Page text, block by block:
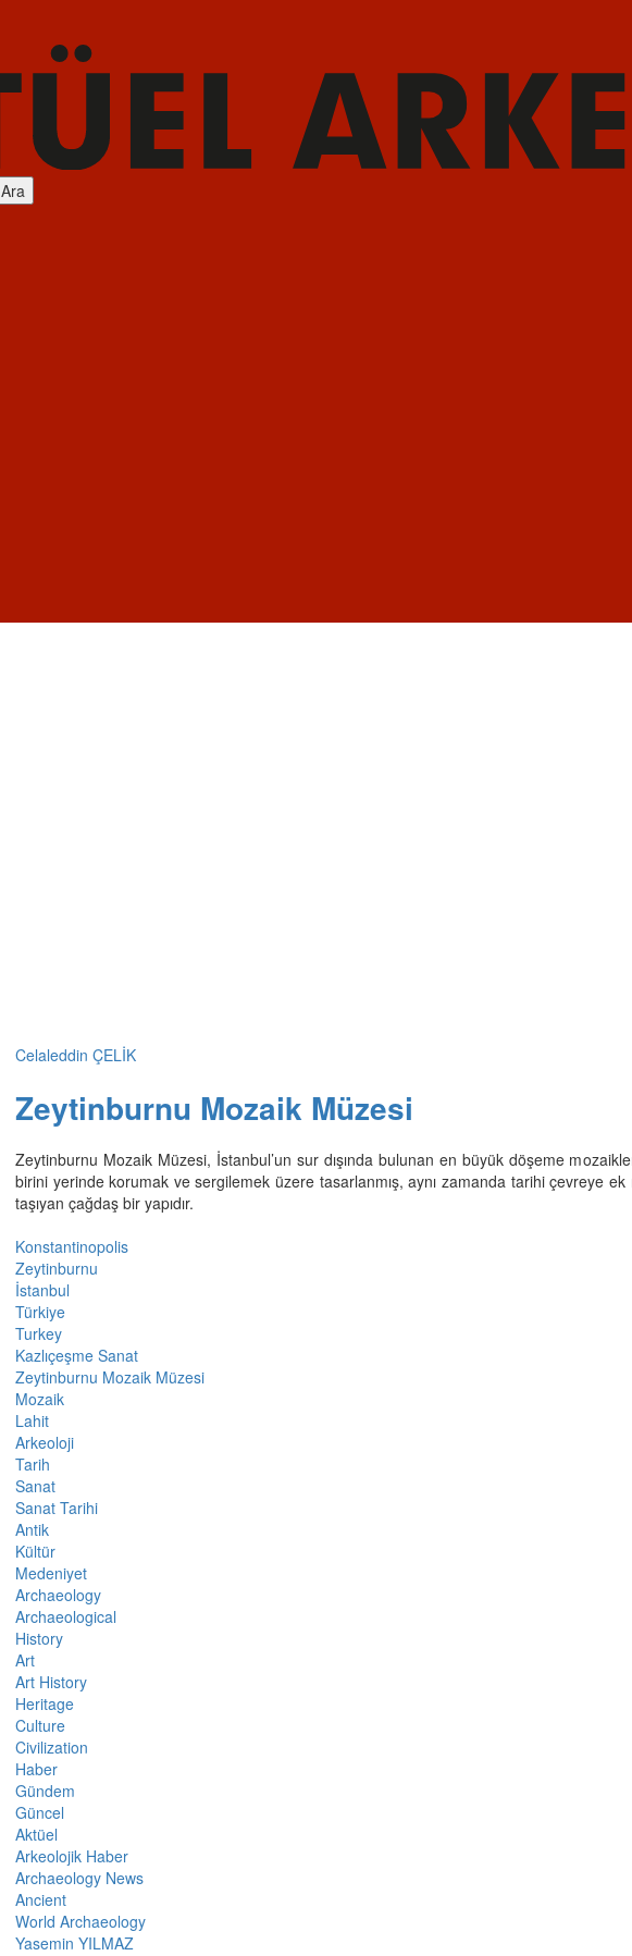
Ara
Celaleddin ÇELİK
Zeytinburnu Mozaik Müzesi
Zeytinburnu Mozaik Müzesi, İstanbul’un sur dışında bulunan en büyük döşeme
birini yerinde korumak ve sergilemek üzere tasarlanmış, aynı zamanda tarihi çevreye ek
taşıyan çağdaş bir yapıdır.
Konstantinopolis
Zeytinburnu
İstanbul
Türkiye
Turkey
Kazlıçeşme Sanat
Zeytinburnu Mozaik Müzesi
Mozaik
Lahit
Arkeoloji
Tarih
Sanat
Sanat Tarihi
Antik
Kültür
Medeniyet
Archaeology
Archaeological
History
Art
Art History
Heritage
Culture
Civilization
Haber
Gündem
Güncel
Aktüel
Arkeolojik Haber
Archaeology News
Ancient
World Archaeology
Yasemin YILMAZ